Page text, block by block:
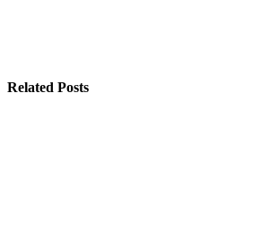
Related Posts